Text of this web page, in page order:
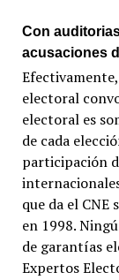
Con
acusaciones
electoral
electoral es
de cada
participación
que da el CNE
en 1998.
de garantías
Expertos